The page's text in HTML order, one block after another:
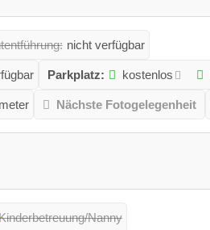
nicht verfügbar
Parkplatz: kostenlos
Nächste Fotogelegenheit
Nanny